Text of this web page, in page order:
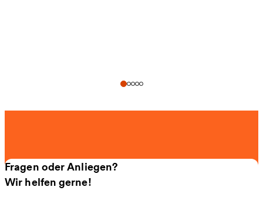
Fragen oder Anliegen?
Wir helfen gerne!